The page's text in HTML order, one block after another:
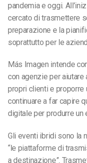
pandemia e oggi.
cercato di trasmettere
preparazione e la
soprattutto per le
Más Imagen intende
con agenzie per
propri clienti e
continuare a far capire
digitale per produrre un
Gli eventi ibridi sono la
“le piattaforme di
a destinazione”.